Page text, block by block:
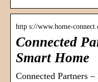
http s://www.home-
Connected
Smart Home
Connected Partners